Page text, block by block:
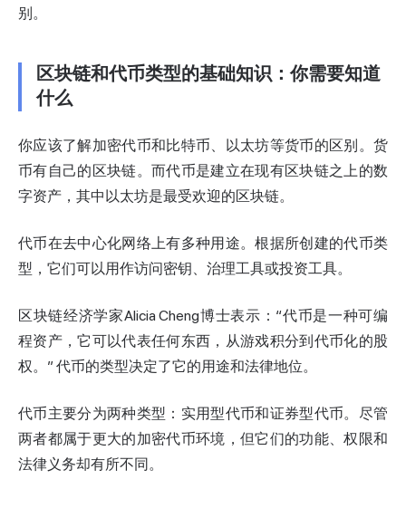
别。
区块链和代币类型的基础知识：你需要知道
什么
你应该了解加密代币和比特币、以太坊等货币的区别。货
币有自己的区块链。而代币是建立在现有区块链之上的数
字资产，其中以太坊是最受欢迎的区块链。
代币在去中心化网络上有多种用途。根据所创建的代币类
型，它们可以用作访问密钥、治理工具或投资工具。
区块链经济学家Alicia Cheng博士表示：“代币是一种可编
程资产，它可以代表任何东西，从游戏积分到代币化的股
权。” 代币的类型决定了它的用途和法律地位。
代币主要分为两种类型：实用型代币和证券型代币。尽管
两者都属于更大的加密代币环境，但它们的功能、权限和
法律义务却有所不同。